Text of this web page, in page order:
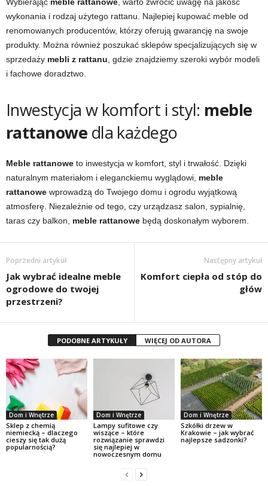
wykonania i rodzaj użytego rattanu. Najlepiej kupować meble od
renomowanych producentów, którzy oferują gwarancję na swoje
produkty. Można również poszukać sklepów specjalizujących się w
sprzedaży mebli z rattanu , gdzie znajdziemy szeroki wybór modeli
i fachowe doradztwo.
Inwestycja w komfort i styl: meble
rattanowe dla każdego
Meble rattanowe to inwestycja w komfort, styl i trwałość. Dzięki
naturalnym materiałom i eleganckiemu wyglądowi, meble
rattanowe wprowadzą do Twojego domu i ogrodu wyjątkową
atmosferę. Niezależnie od tego, czy urządzasz salon, sypialnię,
taras czy balkon, meble rattanowe będą doskonałym wyborem.
Poprzedni artykuł
Jak wybrać idealne meble
ogrodowe do twojej
przestrzeni?
Następny artykuł
Komfort ciepła od stóp do
głów
PODOBNE ARTYKUŁY WIĘCEJ OD AUTORA
Dom i Wnętrze
Sklep z chemią
niemiecką – dlaczego
cieszy się tak dużą
popularnością?
Dom i Wnętrze
Lampy sufitowe czy
wiszące – które
rozwiązanie sprawdzi
się najlepiej w
nowoczesnym domu
Dom i Wnętrze
Szkółki drzew w
Krakowie – jak wybrać
najlepsze sadzonki?